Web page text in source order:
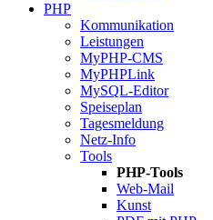
PHP
Kommunikation
Leistungen
MyPHP-CMS
MyPHPLink
MySQL-Editor
Speiseplan
Tagesmeldung
Netz-Info
Tools
PHP-Tools
Web-Mail
Kunst